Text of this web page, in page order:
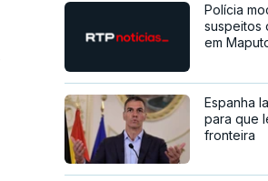
Polícia
suspeitos
em
Espanha
para que
fronteira